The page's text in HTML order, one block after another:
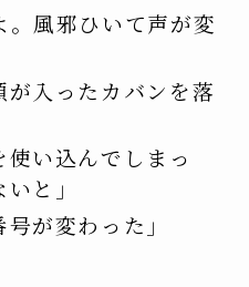
。風邪ひいて声が変
が入ったカバンを落
使い込んでしまっ
と」
が変わった」